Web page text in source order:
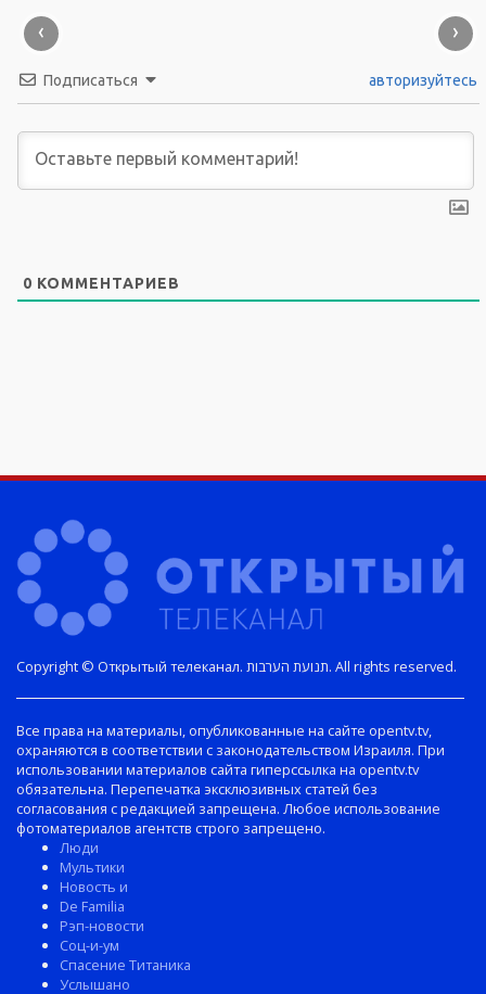
‹ ›
Подписаться авторизуйтесь
0 КОММЕНТАРИЕВ
Copyright © Открытый телеканал. תנועת הערבות. All rights reserved.
Все права на материалы, опубликованные на сайте opentv.tv,
охраняются в соответствии с законодательством Израиля. При
использовании материалов сайта гиперссылка на opentv.tv
обязательна. Перепечатка эксклюзивных статей без
согласования с редакцией запрещена. Любое использование
фотоматериалов агентств строго запрещено.
Люди
Мультики
Новость и
De Familia
Рэп-новости
Соц-и-ум
Спасение Титаника
Услышано